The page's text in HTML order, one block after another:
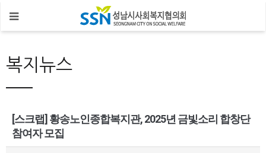
복지뉴스
[스크랩] 황송노인종합복지관, 2025년 금빛소리 합창단
참여자 모집